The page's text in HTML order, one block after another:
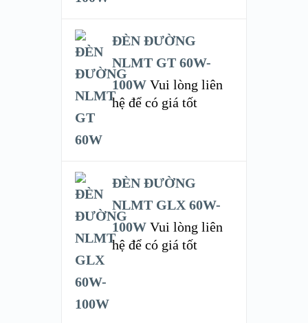
ĐÈN ĐƯỜNG
NLMT GT 60W-
100W Vui lòng liên
hệ để có giá tốt
ĐÈN ĐƯỜNG
NLMT GLX 60W-
100W Vui lòng liên
hệ để có giá tốt